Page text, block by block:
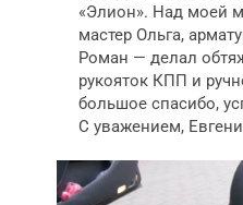
«Элион». Над моей
мастер Ольга,
Роман — делал
рукояток КПП и
большое спасибо,
С уважением,